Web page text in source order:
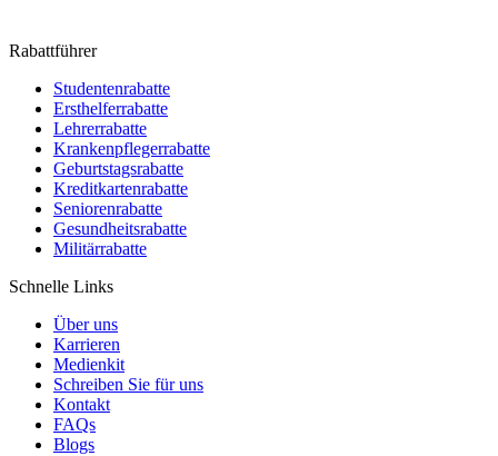
Rabattführer
Studentenrabatte
Ersthelferrabatte
Lehrerrabatte
Krankenpflegerrabatte
Geburtstagsrabatte
Kreditkartenrabatte
Seniorenrabatte
Gesundheitsrabatte
Militärrabatte
Schnelle Links
Über uns
Karrieren
Medienkit
Schreiben Sie für uns
Kontakt
FAQs
Blogs